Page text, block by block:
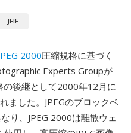
JFIF
2000圧縮規格に基づく
Experts Groupが
の後継として2000年12月に
ました。JPEGのブロックベ
り、JPEG 2000は離散ウェ